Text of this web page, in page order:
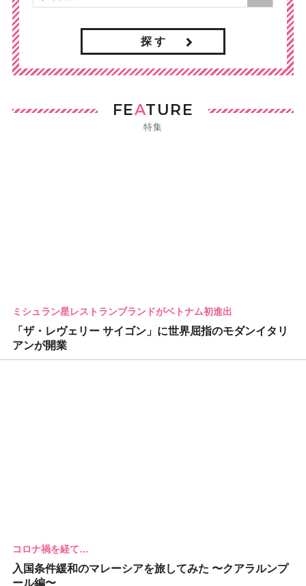
探 す
FEATURE
特集
ミシュラン星レストランブランドがベトナム初進出
「ザ・レヴェリー サイゴン」に世界屈指のモダンイタリ
アンが開業
コロナ禍を経て…
入国条件緩和のマレーシアを旅してみた 〜クアラルンプ
ール編〜